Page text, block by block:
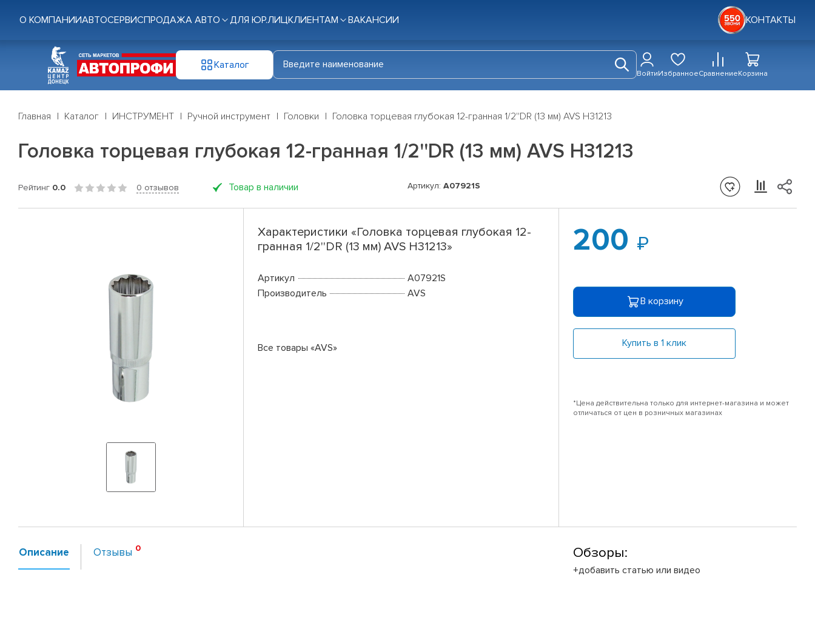
О КОМПАНИИАВТОСЕРВИСПРОДАЖА АВТО ДЛЯ ЮР.ЛИЦКЛИЕНТАМ ВАКАНСИИ КОНТАКТЫ
Каталог
ВойтиИзбранноеСравнениеКорзина
Главная Каталог ИНСТРУМЕНТ Ручной инструмент Головки Головка торцевая глубокая 12-гранная 1/2''DR (13 мм) AVS H31213
Головка торцевая глубокая 12-гранная 1/2''DR (13 мм) AVS H31213
Рейтинг 0.0 0 отзывов Товар в наличии Артикул: A07921S
Характеристики «Головка торцевая глубокая 12-
гранная 1/2''DR (13 мм) AVS H31213»
Артикул
A07921S
Производитель
AVS
Все товары «AVS»
200
В корзину
Купить в 1 клик
*Цена действительна только для интернет-магазина и может
отличаться от цен в розничных магазинах
Описание Отзывы Обзоры:
+добавить статью или видео